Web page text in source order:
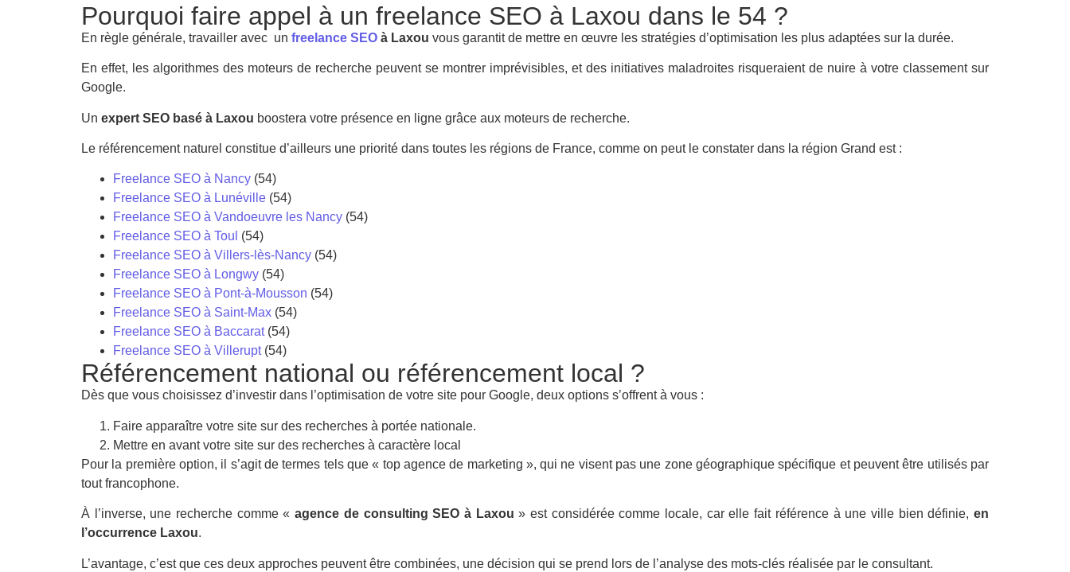
Pourquoi faire appel à un freelance SEO à Laxou dans le 54 ?
En règle générale, travailler avec un freelance SEO à Laxou vous garantit de mettre en œuvre les stratégies d’optimisation les plus adaptées sur la durée.
En effet, les algorithmes des moteurs de recherche peuvent se montrer imprévisibles, et des initiatives maladroites risqueraient de nuire à votre classement sur
Google.
Un expert SEO basé à Laxou boostera votre présence en ligne grâce aux moteurs de recherche.
Le référencement naturel constitue d’ailleurs une priorité dans toutes les régions de France, comme on peut le constater dans la région Grand est :
Freelance SEO à Nancy (54)
Freelance SEO à Lunéville (54)
Freelance SEO à Vandoeuvre les Nancy (54)
Freelance SEO à Toul (54)
Freelance SEO à Villers-lès-Nancy (54)
Freelance SEO à Longwy (54)
Freelance SEO à Pont-à-Mousson (54)
Freelance SEO à Saint-Max (54)
Freelance SEO à Baccarat(54)
Freelance SEO à Villerupt(54)
Référencement national ou référencement local ?
Dès que vous choisissez d’investir dans l’optimisation de votre site pour Google, deux options s’offrent à vous :
Faire apparaître votre site sur des recherches à portée nationale.
Mettre en avant votre site sur des recherches à caractère local
Pour la première option, il s’agit de termes tels que « top agence de marketing », qui ne visent pas une zone géographique spécifique et peuvent être utilisés par
tout francophone.
À l’inverse, une recherche comme «agence de consulting SEO à Laxou » est considérée comme locale, car elle fait référence à une ville bien définie,en
l’occurrence Laxou.
L’avantage, c’est que ces deux approches peuvent être combinées, une décision qui se prend lors de l’analyse des mots-clés réalisée par le consultant.